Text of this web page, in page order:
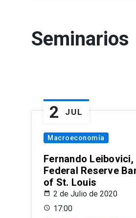
Seminarios
2 JUL
Macroeconomía
Fernando Leibovici,
Federal Reserve
of St. Louis
2 de Julio de 2020
17:00